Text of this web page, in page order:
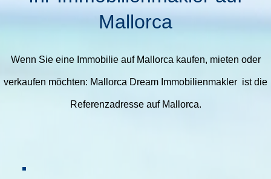
Mallorca
Wenn Sie eine Immobilie auf Mallorca kaufen, mieten oder
verkaufen möchten: Mallorca Dream Immobilienmakler ist die
Referenzadresse auf Mallorca.